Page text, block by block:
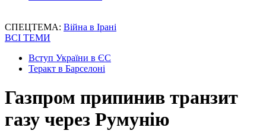
СПЕЦТЕМА: Війна в Ірані
ВСІ ТЕМИ
Вступ України в ЄС
Теракт в Барселоні
Газпром припинив транзит
газу через Румунію